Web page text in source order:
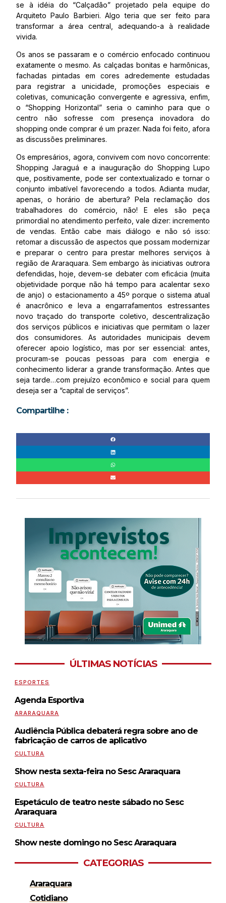
se à idéia do “Calçadão” projetado pela equipe do
Arquiteto Paulo Barbieri. Algo teria que ser feito para
transformar a área central, adequando-a à realidade
vivida.
Os anos se passaram e o comércio enfocado continuou
exatamente o mesmo. As calçadas bonitas e harmônicas,
fachadas pintadas em cores adredemente estudadas
para registrar a unicidade, promoções especiais e
coletivas, comunicação convergente e agressiva, enfim,
o “Shopping Horizontal” seria o caminho para que o
centro não sofresse com presença inovadora do
shopping onde comprar é um prazer. Nada foi feito, afora
as discussões preliminares.
Os empresários, agora, convivem com novo concorrente:
Shopping Jaraguá e a inauguração do Shopping Lupo
que, positivamente, pode ser contextualizado e tornar o
conjunto imbatível favorecendo a todos. Adianta mudar,
apenas, o horário de abertura? Pela reclamação dos
trabalhadores do comércio, não! E eles são peça
primordial no atendimento perfeito, vale dizer: incremento
de vendas. Então cabe mais diálogo e não só isso:
retomar a discussão de aspectos que possam modernizar
e preparar o centro para prestar melhores serviços à
região de Araraquara. Sem embargo às iniciativas outrora
defendidas, hoje, devem-se debater com eficácia (muita
objetividade porque não há tempo para acalentar sexo
de anjo) o estacionamento a 45º porque o sistema atual
é anacrônico e leva a engarrafamentos estressantes
novo traçado do transporte coletivo, descentralização
dos serviços públicos e iniciativas que permitam o lazer
dos consumidores. As autoridades municipais devem
oferecer apoio logístico, mas por ser essencial: antes,
procuram-se poucas pessoas para com energia e
conhecimento liderar a grande transformação. Antes que
seja tarde…com prejuízo econômico e social para quem
deseja ser a “capital de serviços”.
Compartilhe :
ÚLTIMAS NOTÍCIAS
ESPORTES
Agenda Esportiva
ARARAQUARA
Audiência Pública debaterá regra sobre ano de
fabricação de carros de aplicativo
CULTURA
Show nesta sexta-feira no Sesc Araraquara
CULTURA
Espetáculo de teatro neste sábado no Sesc
Araraquara
CULTURA
Show neste domingo no Sesc Araraquara
CATEGORIAS
Araraquara
Cotidiano